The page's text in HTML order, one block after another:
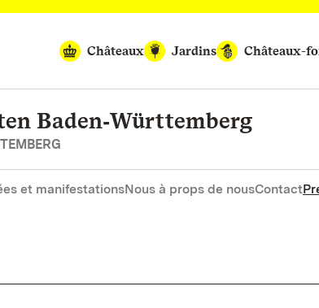
Châteaux
Jardins Châteaux-
Baden‑Württemberg
et manifestationsNous à props de nousContact